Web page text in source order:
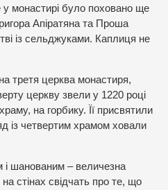
у монастирі було поховано ще
Апіратяна та Проша
із сельджуками. Каплиця не
третя церква монастиря,
церкву звели у 1220 році
на горбику. Її присвятили
із четвертим храмом ховали
шанованим – величезна
на стінах свідчать про те, що